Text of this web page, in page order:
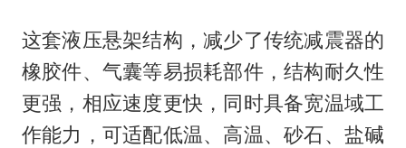
这套液压悬架结构，减少了传统减震器的
橡胶件、气囊等易损耗部件，结构耐久性
更强，相应速度更快，同时具备宽温域工
作能力，可适配低温、高温、砂石、盐碱